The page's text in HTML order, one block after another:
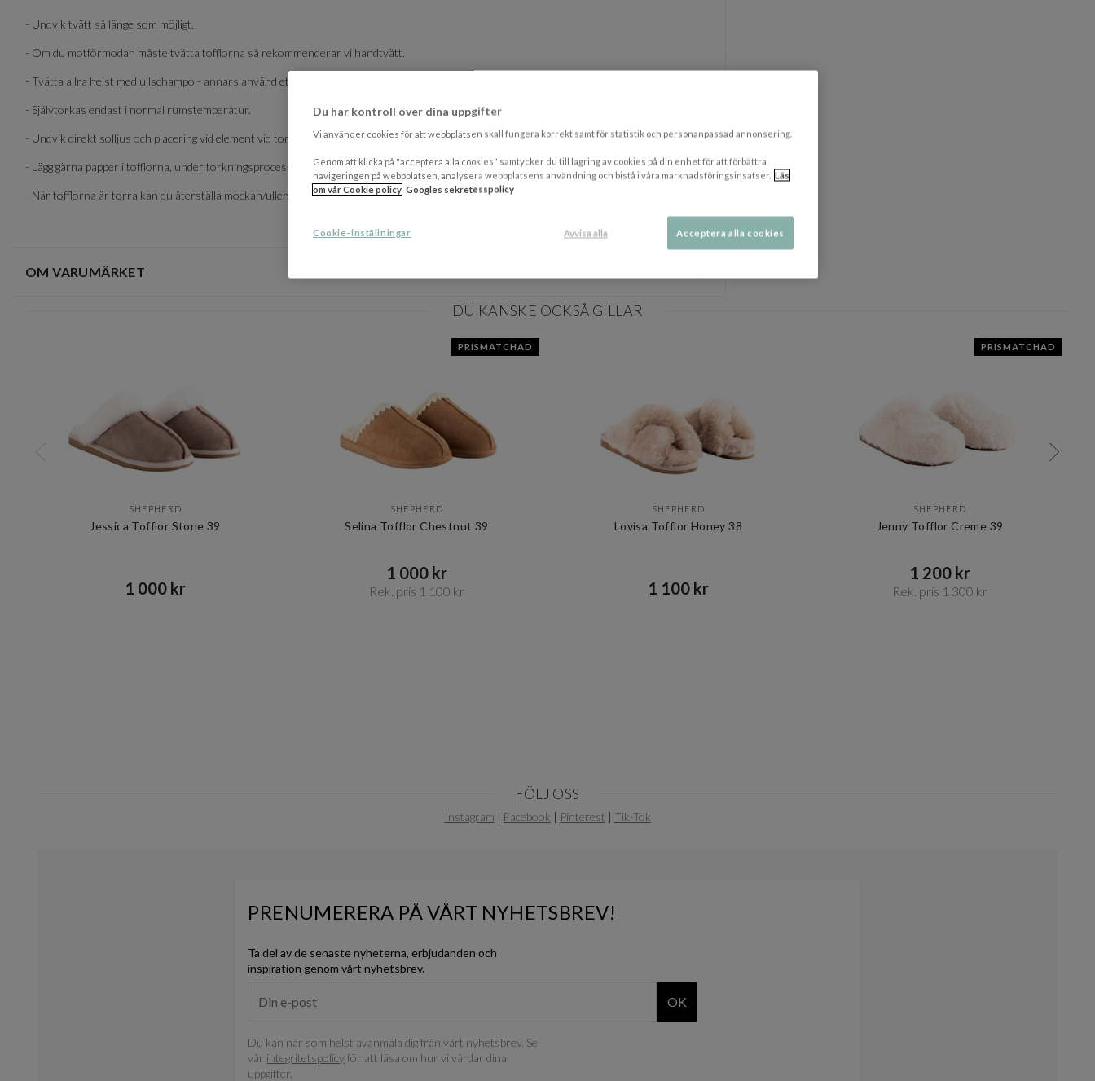
- Undvik tvätt så länge som möjligt.
- Om du motförmodan måste tvätta tofflorna så rekommenderar vi handtvätt.
- Tvätta allra helst med ullschampo - annars använd ett milt och skonsamt tvättmedel.
- Självtorkas endast i normal rumstemperatur.
- Undvik direkt solljus och placering vid element vid torkning.
- Lägg gärna papper i tofflorna, under torkningsprocessen, för att på bästa sätt bibehålla formen.
- När tofflorna är torra kan du återställa mockan/ullen med en mjuk borste.
OM VARUMÄRKET Visa/dölj
DU KANSKE OCKSÅ GILLAR
SHEPHERD
Jessica Tofflor Stone 39
1 000 kr​​
PRISMATCHAD
SHEPHERD
Selina Tofflor Chestnut 39
1 000 kr​​
Rek. pris 1 100 kr​​
SHEPHERD
Lovisa Tofflor Honey 38
1 100 kr​​
PRISMATCHAD
SHEPHERD
Jenny Tofflor Creme 39
1 200 kr​​
Rek. pris 1 300 kr​​
FÖLJ OSS
Instagram | Facebook | Pinterest | Tik-Tok
PRENUMERERA PÅ VÅRT NYHETSBREV!
Ta del av de senaste nyheterna, erbjudanden och
inspiration genom vårt nyhetsbrev.
OK
Du kan när som helst avanmäla dig från vårt nyhetsbrev. Se
vår integritetspolicyför att läsa om hur vi vårdar dina
uppgifter.
Du har kontroll över dina uppgifter
Vi använder cookies för att webbplatsen skall fungera korrekt samt för statistik och personanpassad annonsering.
Genom att klicka på "acceptera alla cookies" samtycker du till lagring av cookies på din enhet för att förbättra
navigeringen på webbplatsen, analysera webbplatsens användning och bistå i våra marknadsföringsinsatser. Läs
om vår Cookie policy Googles sekretesspolicy
Cookie-inställningar Avvisa alla Acceptera alla cookies